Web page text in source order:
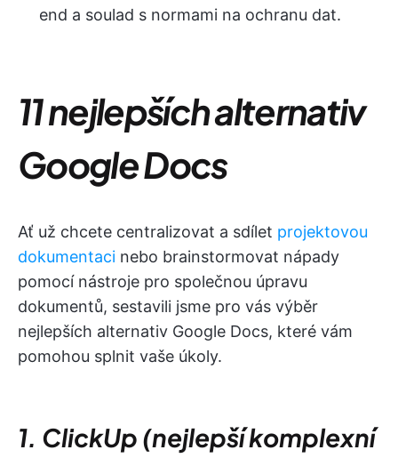
end a soulad s normami na ochranu dat.
11 nejlepších alternativ
Google Docs
Ať už chcete centralizovat a sdílet projektovou
dokumentaci nebo brainstormovat nápady
pomocí nástroje pro společnou úpravu
dokumentů, sestavili jsme pro vás výběr
nejlepších alternativ Google Docs, které vám
pomohou splnit vaše úkoly.
1. ClickUp (nejlepší komplexní